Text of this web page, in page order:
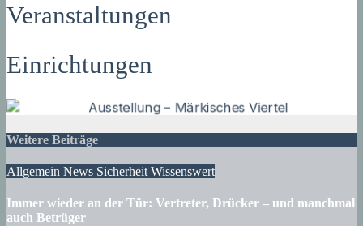
Veranstaltungen
Einrichtungen
Weitere Beiträge
Allgemein News Sicherheit Wissenswert
Immer wieder an der Tür: Vertreter, Drücker – und manchmal
auch Betrüger